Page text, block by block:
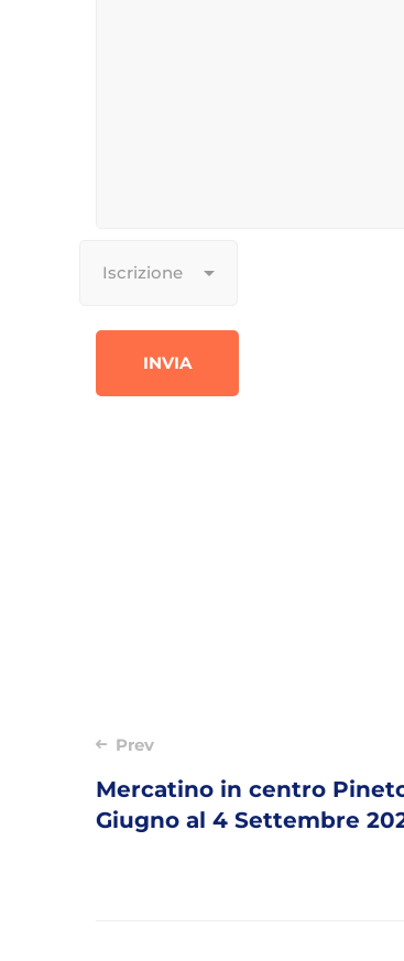
Post
navigation
Prev
Mercatino in centro
Giugno al 4 Settembre